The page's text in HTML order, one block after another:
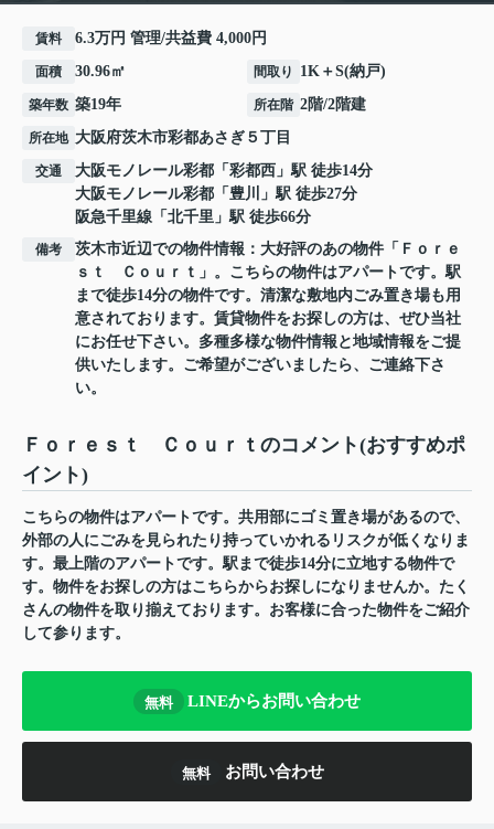
賃料 6.3万円 管理/共益費 4,000円
面積 30.96㎡ 間取り 1K＋S(納戸)
築年数 築19年 所在階 2階/2階建
所在地 大阪府茨木市彩都あさぎ ５丁目
交通 大阪モノレール彩都 「 彩都西 」駅 徒歩14分
大阪モノレール彩都 「 豊川
」駅 徒歩27分
阪急千里線 「 北千里 」駅 徒歩66分
備考
茨木市近辺での物件情報：大好評のあの物件「Ｆｏｒｅ
ｓｔ Ｃｏｕｒｔ」。こちらの物件はアパートです。駅
まで徒歩14分の物件です。清潔な敷地内ごみ置き場も用
意されております。賃貸物件をお探しの方は、ぜひ当社
にお任せ下さい。多種多様な物件情報と地域情報をご提
供いたします。ご希望がございましたら、ご連絡下さ
い。
Ｆｏｒｅｓｔ Ｃｏｕｒｔのコメント(おすすめポ
イント)
こちらの物件はアパートです。共用部にゴミ置き場があるので、
外部の人にごみを見られたり持っていかれるリスクが低くなりま
す。最上階のアパートです。駅まで徒歩14分に立地する物件で
す。物件をお探しの方はこちらからお探しになりませんか。たく
さんの物件を取り揃えております。お客様に合った物件をご紹介
して参ります。
無料 LINEからお問い合わせ
無料 お問い合わせ